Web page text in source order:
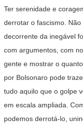
Ter serenidade e
derrotar o fascismo.
decorrente da inegável
com argumentos, com
gente e mostrar o
por Bolsonaro pode
tudo aquilo que o golpe
em escala ampliada.
podemos derrotá-lo,